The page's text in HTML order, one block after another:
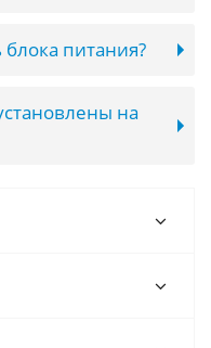
питания?
на